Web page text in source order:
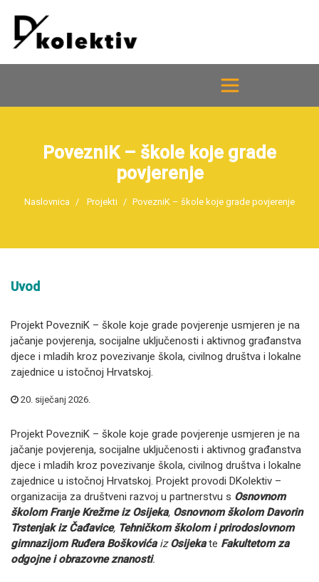
PovezniK – škole koje grade
povjerenje
Naslovnica Projekti PovezniK – škole koje grade povjerenje
Uvod
Projekt PovezniK – škole koje grade povjerenje usmjeren je na
jačanje povjerenja, socijalne uključenosti i aktivnog građanstva
djece i mladih kroz povezivanje škola, civilnog društva i lokalne
zajednice u istočnoj Hrvatskoj.
20. siječanj 2026.
Projekt PovezniK – škole koje grade povjerenje usmjeren je na
jačanje povjerenja, socijalne uključenosti i aktivnog građanstva
djece i mladih kroz povezivanje škola, civilnog društva i lokalne
zajednice u istočnoj Hrvatskoj. Projekt provodi DKolektiv –
organizacija za društveni razvoj u partnerstvu s Osnovnom
školom Franje Krežme iz Osijeka, Osnovnom školom Davorin
Trstenjak iz Čađavice, Tehničkom školom i prirodoslovnom
gimnazijom Ruđera BoškovićaizOsijekate Fakultetom za
odgojne i obrazovne znanosti.